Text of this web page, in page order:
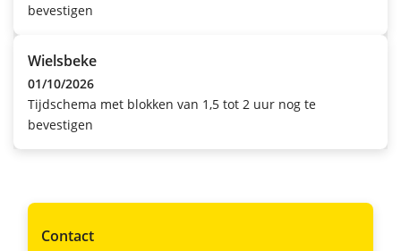
bevestigen
Wielsbeke
01/10/2026
Tijdschema met blokken van 1,5 tot 2 uur nog te
bevestigen
Contact